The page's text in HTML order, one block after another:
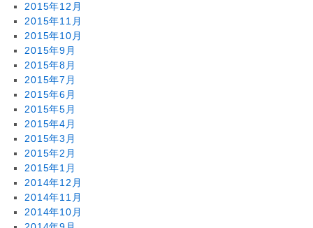
2015年12月
2015年11月
2015年10月
2015年9月
2015年8月
2015年7月
2015年6月
2015年5月
2015年4月
2015年3月
2015年2月
2015年1月
2014年12月
2014年11月
2014年10月